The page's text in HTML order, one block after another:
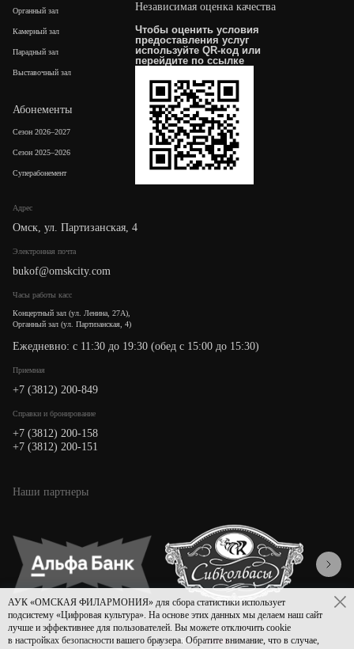
Адрес
Омск, ул. Партизанская, 4
Электронная почта
bukof@omskcity.com
Часы работы касс
Концертный зал (ул. Ленина, 27А),
Органный зал (ул. Партизанская, 4)
Ежедневно: с 11:30 до 19:30 (обед с 15:00 до 15:30)
Приемная
+7 (3812) 200-849
Cправки и бронирование
+7 (3812) 200-158
+7 (3812) 200-151
Органный зал
Камерный зал
Парадный зал
Выставочный зал
Абонементы
Сезон 2026–2027
Сезон 2025–2026
Суперабонемент
Независимая оценка качества
Чтобы оценить условия
предоставления услуг
используйте QR-код или
перейдите по ссылке
Наши партнеры
Политика конфиденциальности ДизайнAsmart
АУК «ОМСКАЯ ФИЛАРМОНИЯ» для сбора статистики использует
подсистему «Цифровая культура». На основе этих данных мы делаем наш сайт
лучше и эффективнее для пользователей. Вы можете отключить cookie
в настройках безопасности вашего браузера. Обратите внимание, что в случае,